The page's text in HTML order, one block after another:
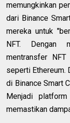
memungkinkan
dari Binance
mereka untuk
NFT. Dengan
mentransfer
seperti Ethereum.
di Binance Smart
Menjadi
memastikan